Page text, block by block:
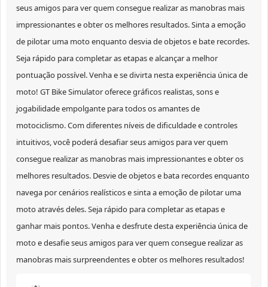
seus amigos para ver quem consegue realizar as manobras mais
impressionantes e obter os melhores resultados. Sinta a emoção
de pilotar uma moto enquanto desvia de objetos e bate recordes.
Seja rápido para completar as etapas e alcançar a melhor
pontuação possível. Venha e se divirta nesta experiência única de
moto! GT Bike Simulator oferece gráficos realistas, sons e
jogabilidade empolgante para todos os amantes de
motociclismo. Com diferentes níveis de dificuldade e controles
intuitivos, você poderá desafiar seus amigos para ver quem
consegue realizar as manobras mais impressionantes e obter os
melhores resultados. Desvie de objetos e bata recordes enquanto
navega por cenários realísticos e sinta a emoção de pilotar uma
moto através deles. Seja rápido para completar as etapas e
ganhar mais pontos. Venha e desfrute desta experiência única de
moto e desafie seus amigos para ver quem consegue realizar as
manobras mais surpreendentes e obter os melhores resultados!